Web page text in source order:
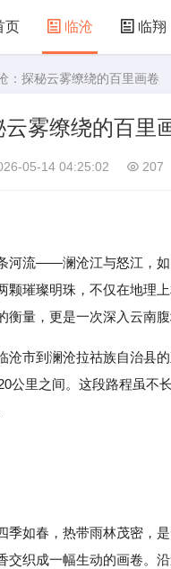
页 临沧 临翔
：探秘云雾缭绕的百里画卷
雾缭绕的百里
05-14 04:25:02 207
流——澜沧江与怒江，如
颗璀璨明珠，不仅在地理
衡量，更是一次深入云南
沧市到澜沧拉祜族自治县
公里之间。这段路程虽
季如春，热带雨林茂密，
交织成一幅生动的画卷。